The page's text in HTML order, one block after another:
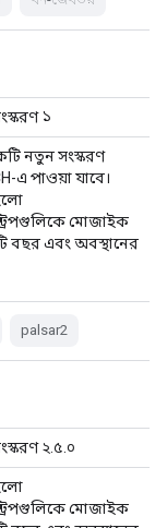
১
নতুন সংস্করণ
এ পাওয়া যাবে।
মোজাইক
বছর এবং অবস্থানের
palsar2
২.৫.০
মোজাইক